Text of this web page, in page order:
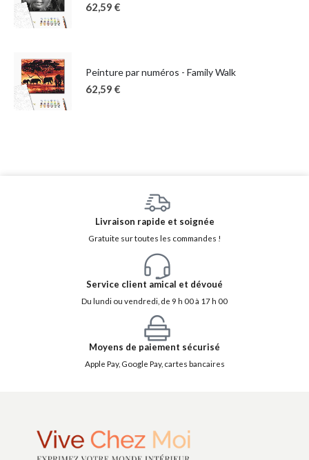
62,59 €
Peinture par numéros - Family Walk
62,59 €
Livraison rapide et soignée
Gratuite sur toutes les commandes !
Service client amical et dévoué
Du lundi ou vendredi, de 9 h 00 à 17 h 00
Moyens de paiement sécurisé
Apple Pay, Google Pay, cartes bancaires